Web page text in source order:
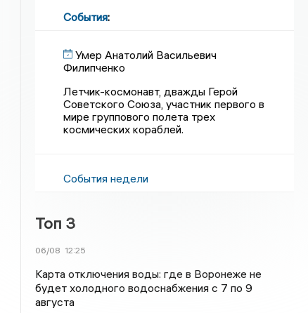
События:
Умер Анатолий Васильевич
Филипченко
Летчик-космонавт, дважды Герой
Советского Союза, участник первого в
мире группового полета трех
космических кораблей.
События недели
Топ 3
06/08 12:25
Карта отключения воды: где в Воронеже не
будет холодного водоснабжения с 7 по 9
августа